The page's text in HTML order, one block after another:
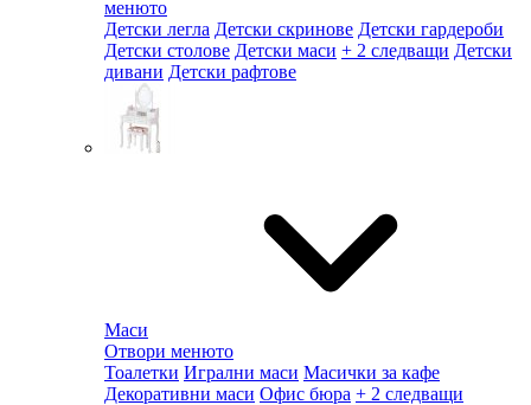
менюто
Детски легла Детски скринове Детски гардероби
Детски столове Детски маси + 2 следващи Детски
дивани Детски рафтове
Маси
Отвори менюто
Тоалетки Игрални маси Масички за кафе
Декоративни маси Офис бюра + 2 следващи